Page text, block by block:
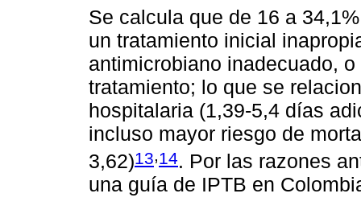
Se calcula que de 16 a
un tratamiento inicial
antimicrobiano inadecuado,
tratamiento; lo que se
hospitalaria (1,39-5,4 días
incluso mayor riesgo de
3,62)13,14. Por las razones
una guía de IPTB en